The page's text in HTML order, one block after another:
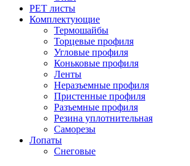
PET листы
Комплектующие
Термошайбы
Торцевые профиля
Угловые профиля
Коньковые профиля
Ленты
Неразъемные профиля
Пристенные профиля
Разъемные профиля
Резина уплотнительная
Саморезы
Лопаты
Снеговые